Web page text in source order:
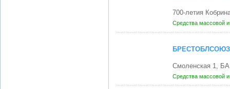
700-летия
Средства массовой
Смоленская 1,
Средства массовой